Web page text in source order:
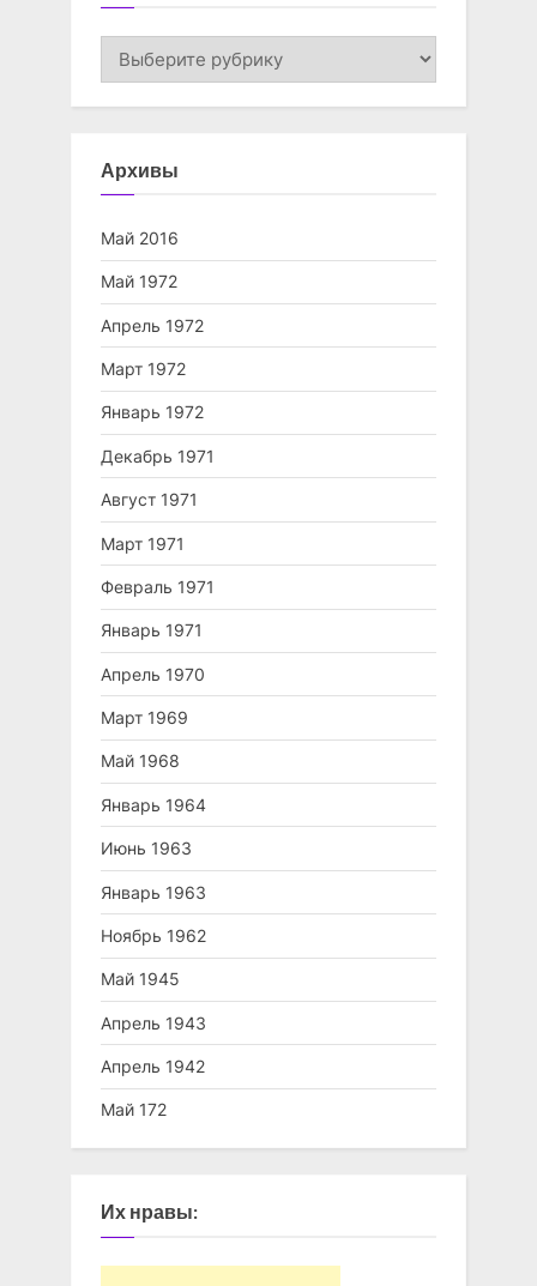
Разделы
Архивы
Май 2016
Май 1972
Апрель 1972
Март 1972
Январь 1972
Декабрь 1971
Август 1971
Март 1971
Февраль 1971
Январь 1971
Апрель 1970
Март 1969
Май 1968
Январь 1964
Июнь 1963
Январь 1963
Ноябрь 1962
Май 1945
Апрель 1943
Апрель 1942
Май 172
Их нравы: